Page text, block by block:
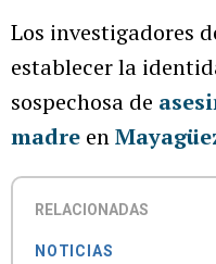
Los investigadores
establecer la
sospechosa de
madre en
RELACIONADAS
NOTICIAS